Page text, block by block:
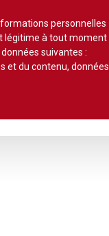
Lire un numéro
personnelles
légitime à tout moment
suivantes :
et du contenu, données